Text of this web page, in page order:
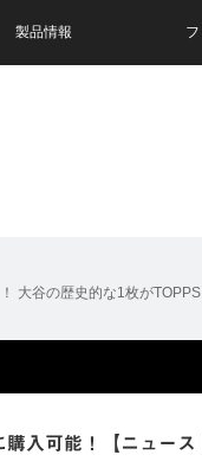
製品情報
大谷の歴史的な1枚が
入可能！【ニュース